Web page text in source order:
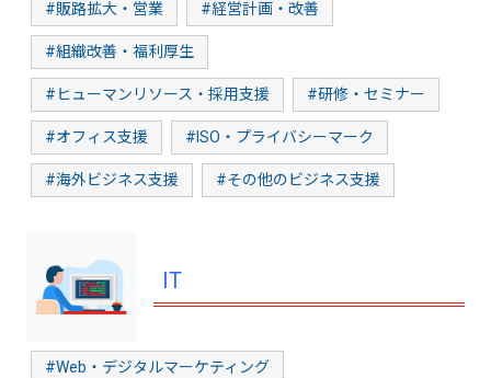
#販路拡大・営業 #経営計画・改善
#組織改善・福利厚生
#ヒューマンリソース・採用支援 #研修・セミナー
#オフィス支援 #ISO・プライバシーマーク
#海外ビジネス支援 #その他のビジネス支援
IT
#Web・デジタルマーケティング